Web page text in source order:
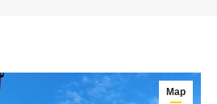
Мар